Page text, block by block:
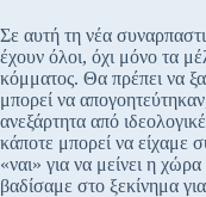
Σε αυτή τη νέα
έχουν όλοι, όχι μόνο τα
κόμματος. Θα πρέπει να
μπορεί να
ανεξάρτητα από
κάποτε μπορεί να είχαμε
«ναι» για να μείνει η
βαδίσαμε στο ξεκίνημα